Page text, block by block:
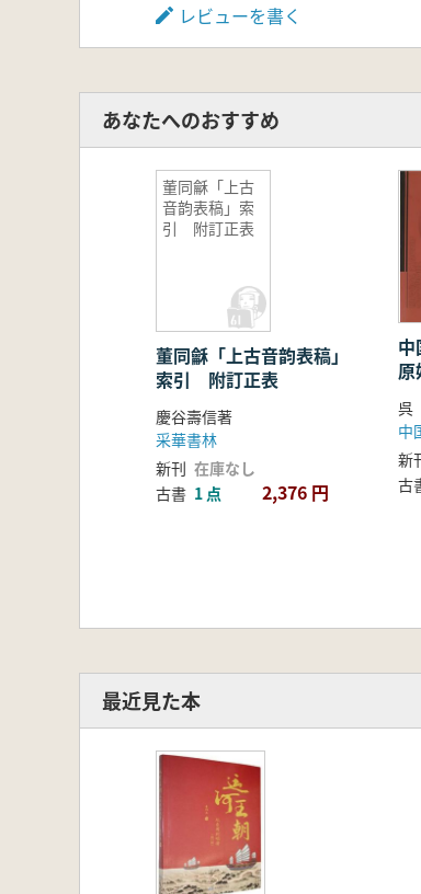
各王朝の章では、大運河
下げています。
さらに本書では、多くの
ます。大運河の形成・発展
す。
レビューを書く
あなたへのおすすめ
董同龢「上古
音韵表稿」索
引 附訂正表
董同龢「上古音韵表稿」
索引 附訂正表
慶谷壽信著
采華書林
新刊 在庫なし
古書 1 点 2,376 円
原
中
新
古
最近見た本